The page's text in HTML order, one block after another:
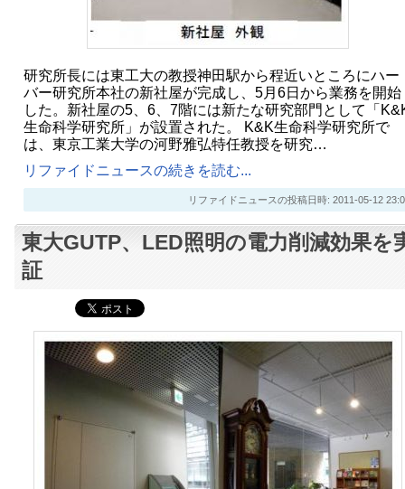
研究所長には東工大の教授神田駅から程近いところにハー
バー研究所本社の新社屋が完成し、5月6日から業務を開始
した。新社屋の5、6、7階には新たな研究部門として「
生命科学研究所」が設置された。 K&K生命科学研究所で
は、東京工業大学の河野雅弘特任教授を研究…
リファイドニュースの続きを読む...
リファイドニュースの投稿日時: 2011-05-12
東大GUTP、LED照明の電力削減効果を
証